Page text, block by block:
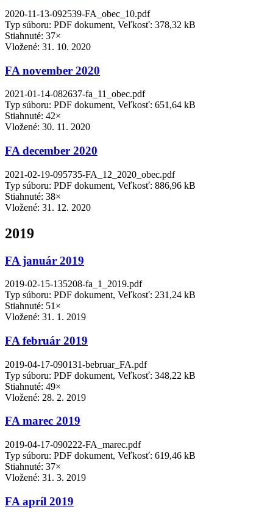
2020-11-13-092539-FA_obec_10.pdf
Typ súboru: PDF dokument, Veľkosť: 378,32 kB
Stiahnuté: 37×
Vložené: 31. 10. 2020
FA november 2020
2021-01-14-082637-fa_11_obec.pdf
Typ súboru: PDF dokument, Veľkosť: 651,64 kB
Stiahnuté: 42×
Vložené: 30. 11. 2020
FA december 2020
2021-02-19-095735-FA_12_2020_obec.pdf
Typ súboru: PDF dokument, Veľkosť: 886,96 kB
Stiahnuté: 38×
Vložené: 31. 12. 2020
2019
FA január 2019
2019-02-15-135208-fa_1_2019.pdf
Typ súboru: PDF dokument, Veľkosť: 231,24 kB
Stiahnuté: 51×
Vložené: 31. 1. 2019
FA február 2019
2019-04-17-090131-bebruar_FA.pdf
Typ súboru: PDF dokument, Veľkosť: 348,22 kB
Stiahnuté: 49×
Vložené: 28. 2. 2019
FA marec 2019
2019-04-17-090222-FA_marec.pdf
Typ súboru: PDF dokument, Veľkosť: 619,46 kB
Stiahnuté: 37×
Vložené: 31. 3. 2019
FA apríl 2019